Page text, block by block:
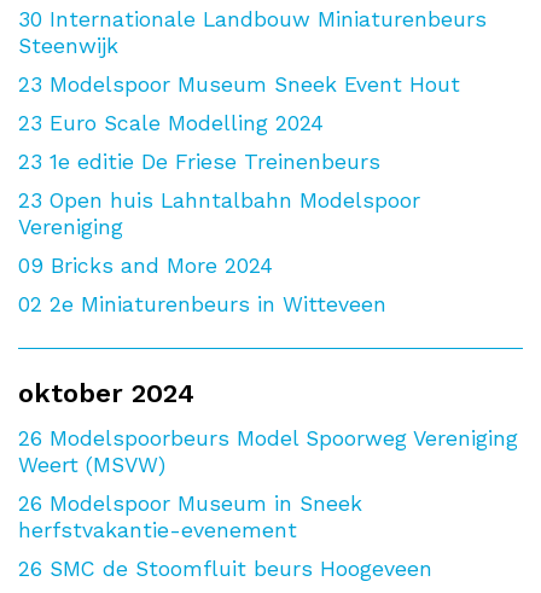
30 Internationale Landbouw Miniaturenbeurs
Steenwijk
23 Modelspoor Museum Sneek Event Hout
23 Euro Scale Modelling 2024
23 1e editie De Friese Treinenbeurs
23 Open huis Lahntalbahn Modelspoor
Vereniging
09 Bricks and More 2024
02 2e Miniaturenbeurs in Witteveen
oktober 2024
26 Modelspoorbeurs Model Spoorweg Vereniging
Weert (MSVW)
26 Modelspoor Museum in Sneek
herfstvakantie-evenement
26 SMC de Stoomfluit beurs Hoogeveen